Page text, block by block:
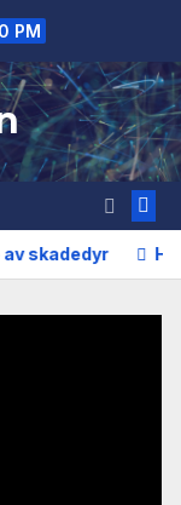
PM
skadedyr